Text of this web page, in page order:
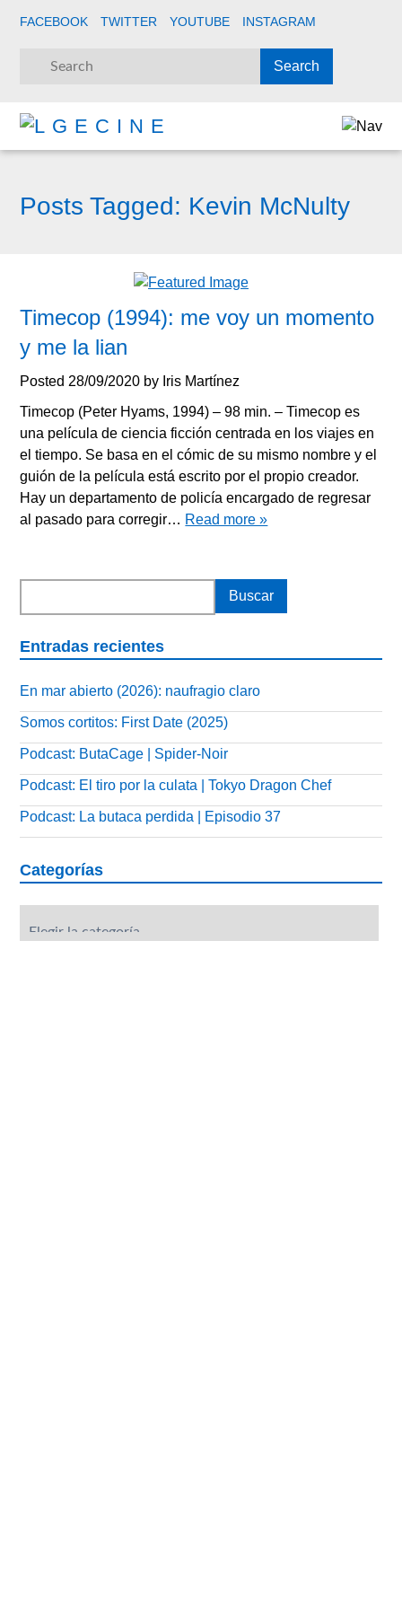
FACEBOOK TWITTER YOUTUBE INSTAGRAM
Posts Tagged: Kevin McNulty
Timecop (1994): me voy un momento
y me la lian
Posted 28/09/2020 by Iris Martínez
Timecop (Peter Hyams, 1994) – 98 min. – Timecop es
una película de ciencia ficción centrada en los viajes en
el tiempo. Se basa en el cómic de su mismo nombre y el
guión de la película está escrito por el propio creador.
Hay un departamento de policía encargado de regresar
al pasado para corregir… Read more »
Entradas recientes
En mar abierto (2026): naufragio claro
Somos cortitos: First Date (2025)
Podcast: ButaCage | Spider-Noir
Podcast: El tiro por la culata | Tokyo Dragon Chef
Podcast: La butaca perdida | Episodio 37
Categorías